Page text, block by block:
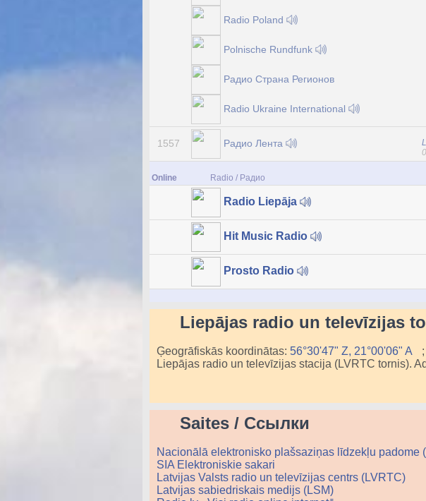
Radio Poland
Polnische Rundfunk
Радио Страна Регионов
Radio Ukraine International
1557 Радио Лента
Online Radio / Радио
Radio Liepāja
Hit Music Radio
Prosto Radio
Liepājas radio un televīzijas
Ģeogrāfiskās koordinātas: 56°30'47" Z, 21°00'06" A
Liepājas radio un televīzijas stacija (LVRTC tornis).
Saites / Ссылки
Nacionālā elektronisko plašsaziņas līdzekļu padome
SIA Elektroniskie sakari
Latvijas Valsts radio un televīzijas centrs (LVRTC)
Latvijas sabiedriskais medijs (LSM)